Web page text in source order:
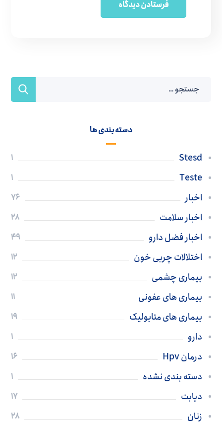
دسته بندی ها
Stesd
1
Teste
1
اخبار 76
اخبار سلامت 28
اخبار فضل دارو 49
اختلالات چربی خون 12
بیماری چشمی 12
بیماری های عفونی 11
بیماری های متابولیک 19
دارو 1
درمان Hpv 16
دسته بندی نشده 1
دیابت 17
زنان 28